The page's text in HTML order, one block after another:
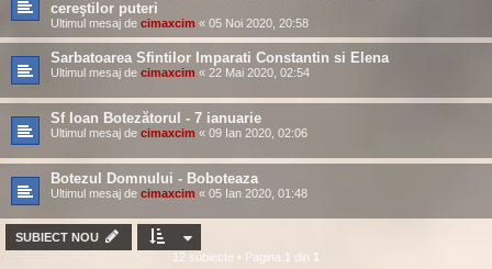
cereştilor puteri
Ultimul mesaj de cimaxcim « 05 Noi 2020, 20:58
Sarbatoarea Sfintilor Imparati Constantin si Elena
Ultimul mesaj de cimaxcim « 22 Mai 2020, 02:54
Sf Ioan Botezătorul - 7 ianuarie
Ultimul mesaj de cimaxcim « 09 Ian 2020, 02:06
Botezul Domnului - Boboteaza
Ultimul mesaj de cimaxcim « 05 Ian 2020, 01:48
SUBIECT NOU
12 subiecte • Pagina 1 din 1